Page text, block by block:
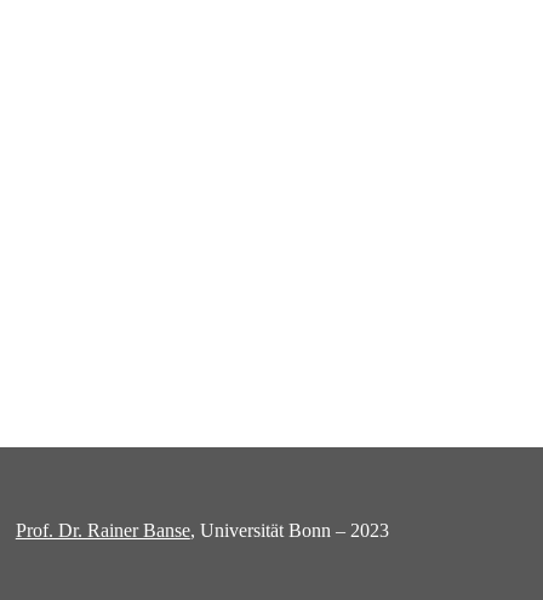
Prof. Dr. Rainer Banse, Universität Bonn – 2023